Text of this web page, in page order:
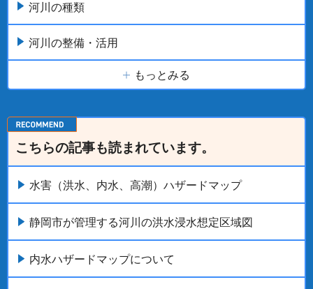
河川の種類
河川の整備・活用
もっとみる
こちらの記事も読まれています。
水害（洪水、内水、高潮）ハザードマップ
静岡市が管理する河川の洪水浸水想定区域図
内水ハザードマップについて